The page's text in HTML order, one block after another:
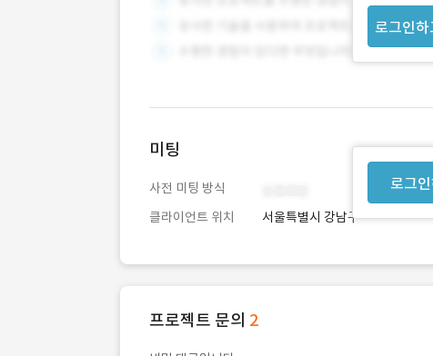
로그인하
로그
미팅
사전 미팅 방식
클라이언트 위치
서울특별시 강남구
프로젝트 문의 2